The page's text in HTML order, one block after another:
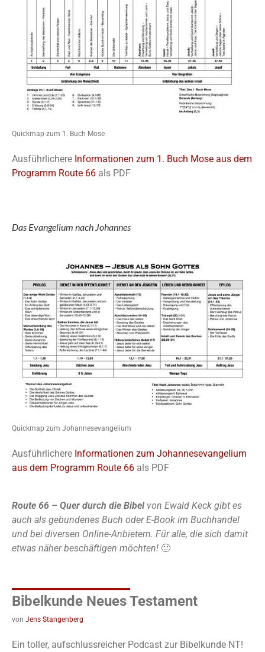
Quickmap zum 1. Buch Mose
Ausführlichere Informationen zum 1. Buch Mose aus dem
Programm Route 66 als PDF
Das Evangelium nach Johannes
Quickmap zum Johannesevangelium
Ausführlichere Informationen zum Johannesevangelium
aus dem Programm Route 66 als PDF
Route 66 – Quer durch die Bibel von Ewald Keck gibt es
auch als gebundenes Buch oder E-Book im Buchhandel
und bei diversen Online-Anbietern. Für alle, die sich damit
etwas näher beschäftigen möchten! 🙂
Bibelkunde Neues Testament
von Jens Stangenberg
Ein toller, aufschlussreicher Podcast zur Bibelkunde NT!